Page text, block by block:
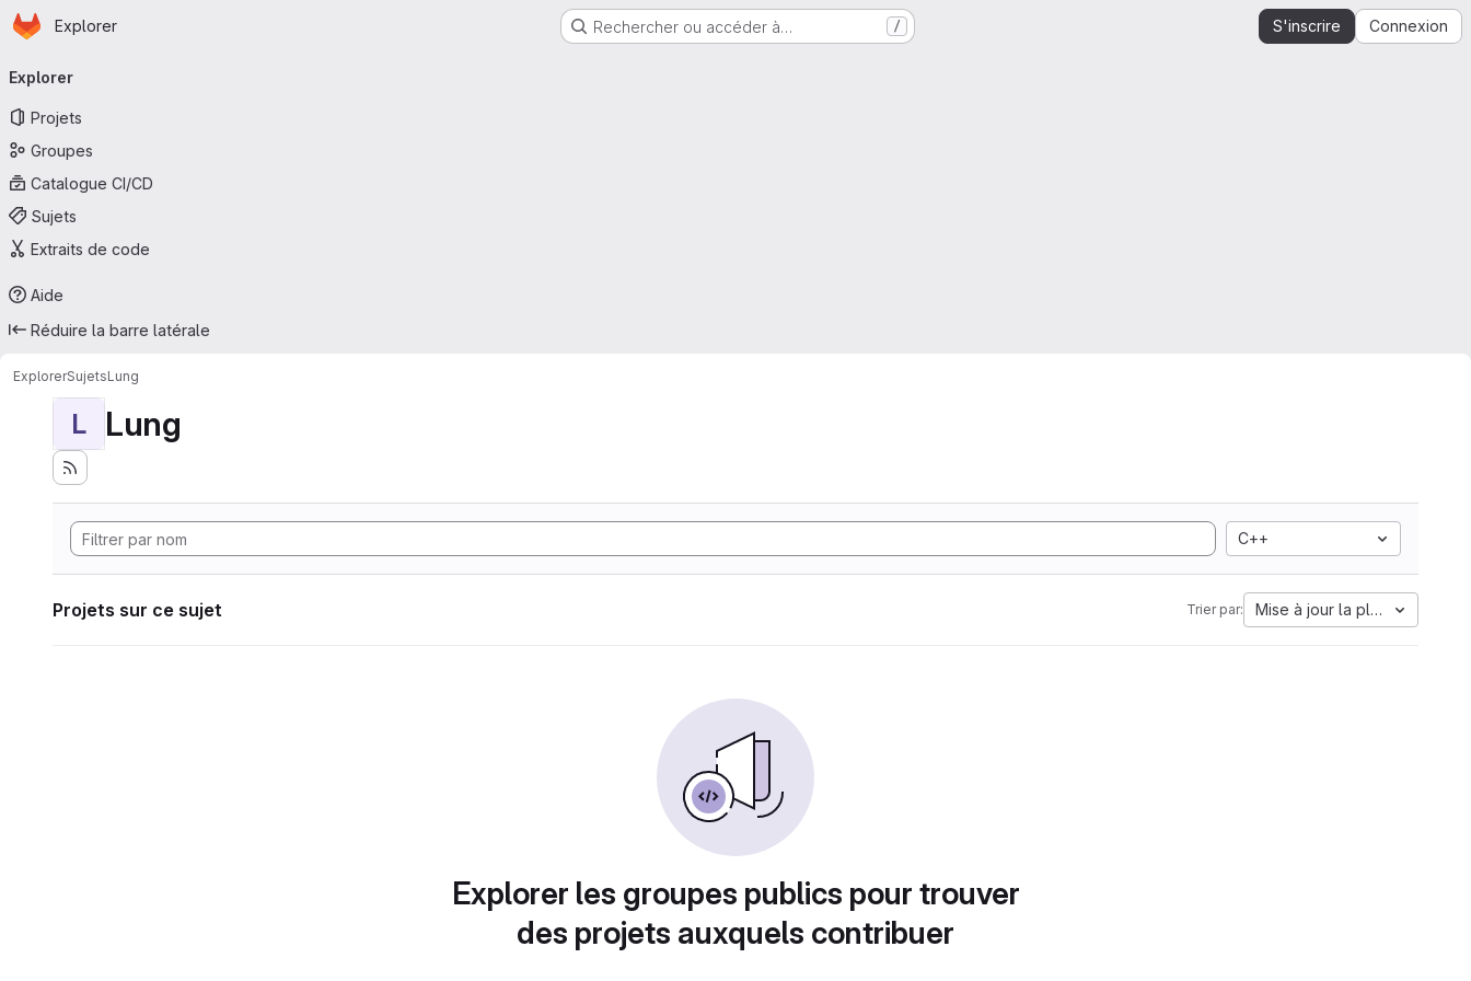
Passer au contenu principal
Page d'accueil
Explorer Rechercher ou accéder à… / S'inscrire Connexion
principale
Explorer
Projets
Groupes
Catalogue CI/CD
Sujets
Extraits de code
Aide
Réduire la barre latérale
ExplorerSujetsLung
L Lung
C++
Projets sur ce sujet Trier par: Mise à jour la plus ancienne
Explorer les groupes publics pour trouver
des projets auxquels contribuer